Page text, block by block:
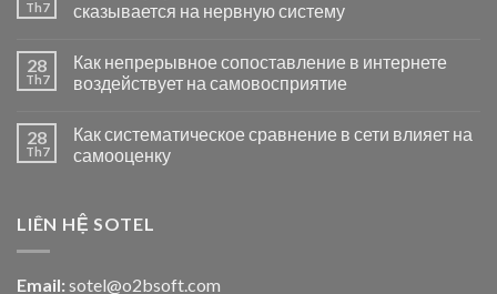
Th7
сказывается на нервную систему
28
Th7
Как непрерывное сопоставление в интернете
воздействует на самовосприятие
28
Th7
Как систематическое сравнение в сети влияет на
самооценку
LIÊN HỆ SOTEL
Email: sotel@o2bsoft.com